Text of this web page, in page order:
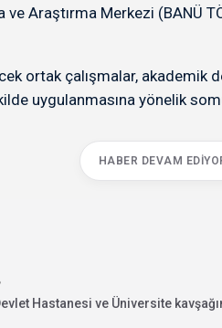
Araştırma Merkezi (BANÜ
ortak çalışmalar,
uygulanmasına yönelik
HABER DEVAM
Hastanesi ve Üniversite